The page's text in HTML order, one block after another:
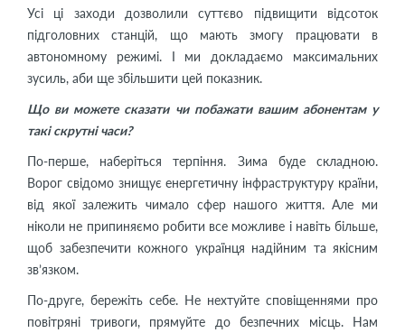
Усі ці заходи дозволили суттєво підвищити відсоток
підголовних станцій, що мають змогу працювати в
автономному режимі. І ми докладаємо максимальних
зусиль, аби ще збільшити цей показник.
Що ви можете сказати чи побажати вашим абонентам у
такі скрутні часи?
По-перше, наберіться терпіння. Зима буде складною.
Ворог свідомо знищує енергетичну інфраструктуру країни,
від якої залежить чимало сфер нашого життя. Але ми
ніколи не припиняємо робити все можливе і навіть більше,
щоб забезпечити кожного українця надійним та якісним
зв’язком.
По-друге, бережіть себе. Не нехтуйте сповіщеннями про
повітряні тривоги, прямуйте до безпечних місць. Нам